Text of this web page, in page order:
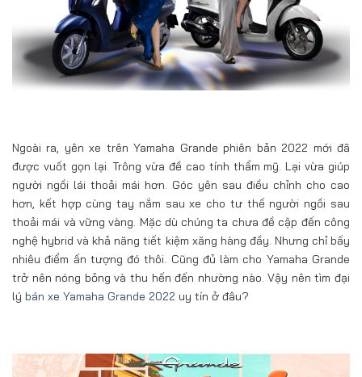
Ngoài ra, yên xe trên Yamaha Grande phiên bản 2022 mới đã
được vuốt gọn lại. Trông vừa đề cao tính thẩm mỹ. Lại vừa giúp
người ngồi lái thoải mái hơn. Góc yên sau điều chỉnh cho cao
hơn, kết hợp cùng tay nắm sau xe cho tư thế người ngồi sau
thoải mái và vững vàng. Mặc dù chúng ta chưa đề cập đến công
nghệ hybrid và khả năng tiết kiệm xăng hàng đầy. Nhưng chỉ bấy
nhiêu điểm ấn tượng đó thôi. Cũng đủ làm cho Yamaha Grande
trở nên nóng bỏng và thu hến đến nhường nào. Vậy nên tìm đại
lý bán xe Yamaha Grande 2022 uy tín ở đâu?